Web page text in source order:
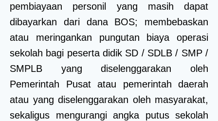
pembiayaan personil yang masih dapat
dibayarkan dari dana BOS; membebaskan
atau meringankan pungutan biaya operasi
sekolah bagi peserta didik SD / SDLB / SMP /
SMPLB yang diselenggarakan oleh
Pemerintah Pusat atau pemerintah daerah
atau yang diselenggarakan oleh masyarakat,
sekaligus mengurangi angka putus sekolah